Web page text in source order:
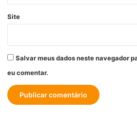
Site
Salvar meus dados neste navegador
eu comentar.